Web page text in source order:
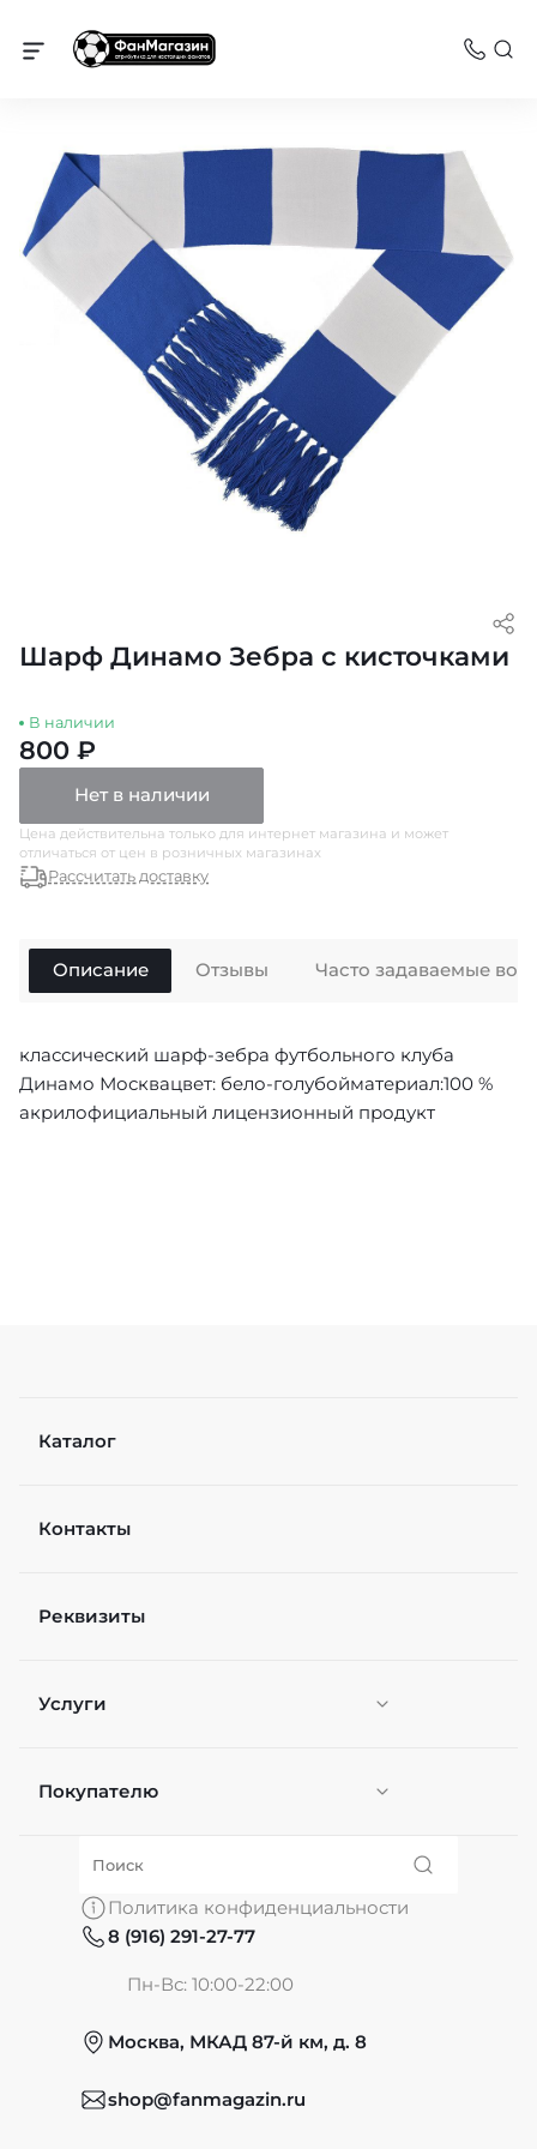
Динамо
Шарф Динамо Зебра с кисточками
В наличии
800 ₽
Нет в наличии
Цена действительна только для интернет магазина и может
отличаться от цен в розничных магазинах
Рассчитать доставку
Описание
классический шарф-зебра футбольного клуба
Динамо Москвацвет: бело-голубойматериал:100 %
акрилофициальный лицензионный продукт
Отзывы Часто задаваемые
Каталог
Контакты
Реквизиты
Услуги
Персонификация
Покупателю
О нас
Обмен и возврат
Политика конфиденциальности
8 (916) 291-27-77
Пн-Вс: 10:00-22:00
Москва, МКАД 87-й км, д. 8
shop@fanmagazin.ru